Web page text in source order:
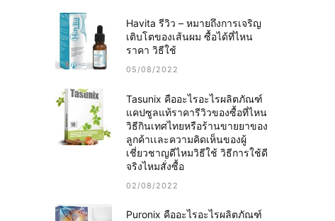
Havita รีวิว – หมายถึงการเจริญ
เติบโตของเส้นผม ซื้อได้ที่ไหน
ราคา วิธีใช้
05/08/2022
Tasunix คืออะไรอะไรผลิตภัณฑ์
แคปซูลแท้ราคารีวิวของซื้อที่ไหน
วิธีกินเทศไทยหรือร้านขายยาของ
ลูกค้าเเละความคิดเห็นของผู้
เชี่ยวชาญดีไหมวิธีใช้ วิธีการใช้ดี
จริงไหมสั่งซื้อ
02/08/2022
Puronix คืออะไรอะไรผลิตภัณฑ์